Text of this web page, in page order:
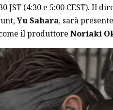
JST (4:30 e 5:00 CEST). Il
Yu Sahara, sarà
il produttore Noriaki